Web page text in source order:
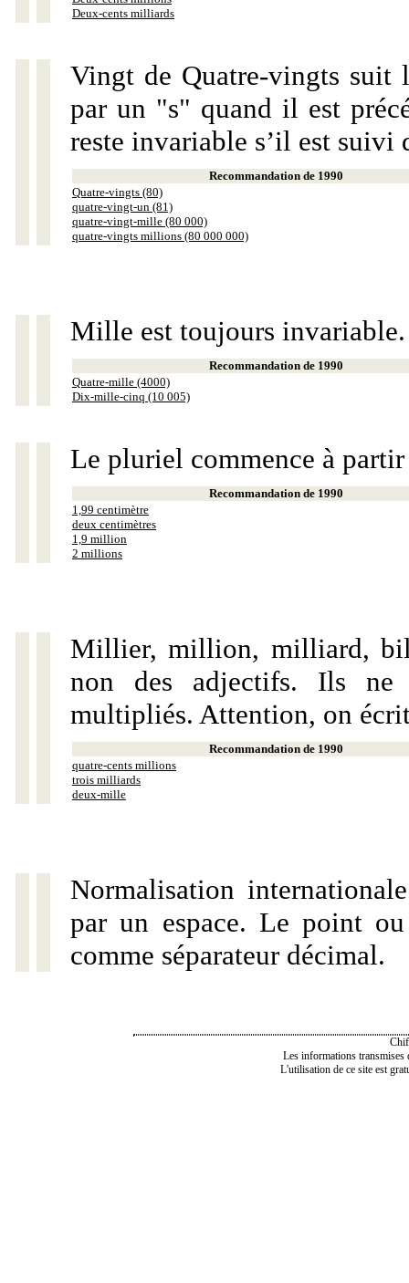
Deux-cents milliards
Vingt de Quatre-vingts suit
par un "s" quand il est
reste invariable s’il est suivi
Recommandation de 1990
Quatre-vingts (80)
quatre-vingt-un (81)
quatre-vingt-mille (80 000)
quatre-vingts millions (80 000 000)
Mille est toujours invariable.
Recommandation de 1990
Quatre-mille (4000)
Dix-mille-cinq (10 005)
Le pluriel commence à
Recommandation de 1990
1,99 centimètre
deux centimètres
1,9 million
2 millions
Millier, million, milliard,
non des adjectifs. Ils ne
multipliés. Attention, on
Recommandation de 1990
quatre-cents millions
trois milliards
deux-mille
Normalisation
par un espace. Le point
comme séparateur décimal.
Les informations transmises
L'utilisation de ce site est